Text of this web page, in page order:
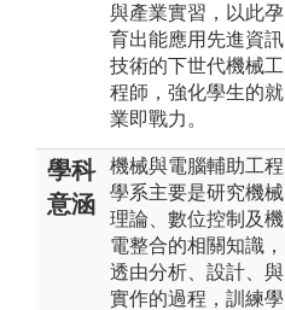
與產業實習，以此孕
育出能應用先進資訊
技術的下世代機械工
程師，強化學生的就
業即戰力。
學科
意涵
機械與電腦輔助工程
學系主要是研究機械
理論、數位控制及機
電整合的相關知識，
透由分析、設計、與
實作的過程，訓練學